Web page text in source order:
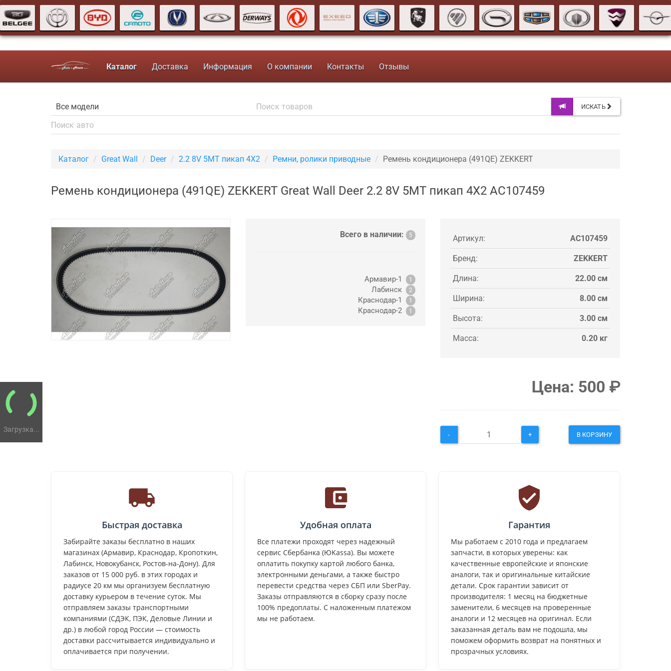
Загрузка...
Каталог Доставка Информация О компании Контакты Отзывы
ИСКАТЬ
Каталог Great Wall Deer 2.2 8V 5MT пикап 4X2 Ремни, ролики приводные Ремень кондиционера (491QE) ZEKKERT
Ремень кондиционера (491QE) ZEKKERT Great Wall Deer 2.2 8V 5MT пикап 4X2 AC107459
Всего в наличии: 5
Армавир-1 1
Лабинск 2
Краснодар-1 1
Краснодар-2 1
Артикул: AC107459
Бренд: ZEKKERT
Длина: 22.00 см
Ширина: 8.00 см
Высота: 3.00 см
Масса: 0.20 кг
Цена: 500 ₽
- + В КОРЗИНУ
Быстрая доставка
Забирайте заказы бесплатно в наших
магазинах (Армавир, Краснодар, Кропоткин,
Лабинск, Новокубанск, Ростов-на-Дону). Для
заказов от 15 000 руб. в этих городах и
радиусе 20 км мы организуем бесплатную
доставку курьером в течение суток. Мы
отправляем заказы транспортными
компаниями (СДЭК, ПЭК, Деловые Линии и
др.) в любой город России — стоимость
доставки рассчитывается индивидуально и
оплачивается при получении.
Удобная оплата
Все платежи проходят через надежный
сервис Сбербанка (ЮKassa). Вы можете
оплатить покупку картой любого банка,
электронными деньгами, а также быстро
перевести средства через СБП или SberPay.
Заказы отправляются в сборку сразу после
100% предоплаты. С наложенным платежом
мы не работаем.
Гарантия
Мы работаем с 2010 года и предлагаем
запчасти, в которых уверены: как
качественные европейские и японские
аналоги, так и оригинальные китайские
детали. Срок гарантии зависит от
производителя: 1 месяц на бюджетные
заменители, 6 месяцев на проверенные
аналоги и 12 месяцев на оригинал. Если
заказанная деталь вам не подошла, мы
поможем оформить возврат на понятных и
прозрачных условиях.